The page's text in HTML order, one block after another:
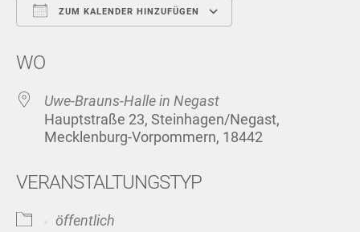
ZUM KALENDER HINZUFÜGEN
WO
Uwe-Brauns-Halle in Negast
Hauptstraße 23, Steinhagen/Negast,
Mecklenburg-Vorpommern, 18442
VERANSTALTUNGSTYP
öffentlich